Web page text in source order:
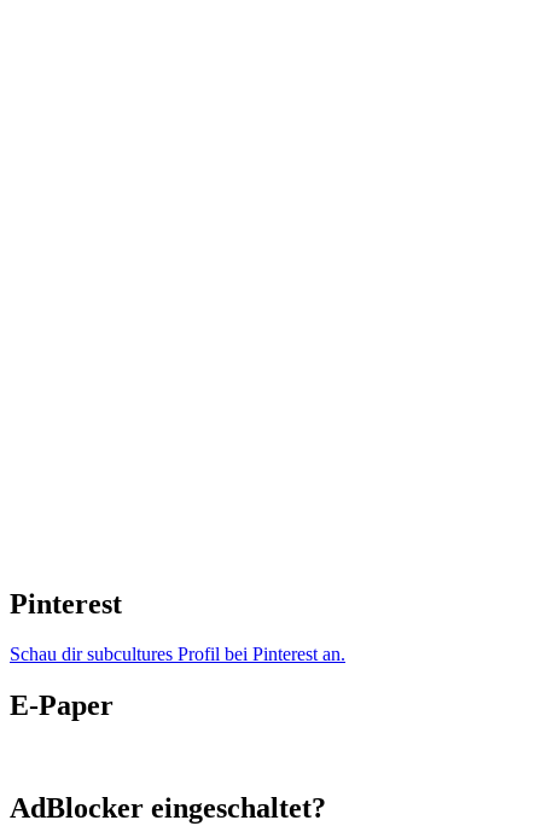
Pinterest
Schau dir subcultures Profil bei Pinterest an.
E-Paper
AdBlocker eingeschaltet?